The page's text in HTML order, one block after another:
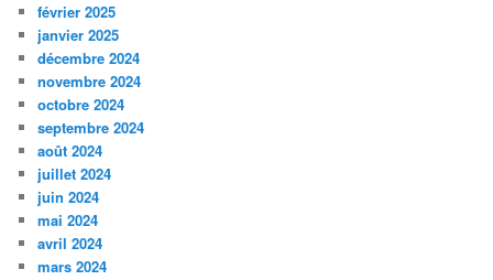
février 2025
janvier 2025
décembre 2024
novembre 2024
octobre 2024
septembre 2024
août 2024
juillet 2024
juin 2024
mai 2024
avril 2024
mars 2024